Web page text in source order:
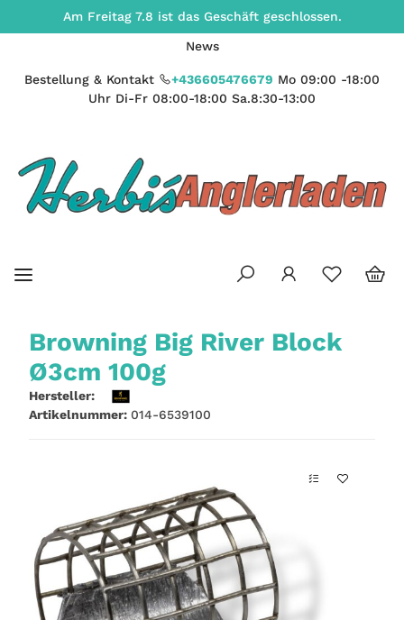
Am Freitag 7.8 ist das Geschäft geschlossen.
News
Bestellung & Kontakt +436605476679 Mo 09:00 -18:00
Uhr Di-Fr 08:00-18:00 Sa.8:30-13:00
Browning Big River Block
Ø3cm 100g
Hersteller:
Artikelnummer: 014-6539100